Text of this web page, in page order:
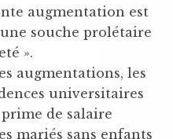
augmentation est
souche prolétaire
».
augmentations, les
universitaires
de salaire
mariés sans enfants